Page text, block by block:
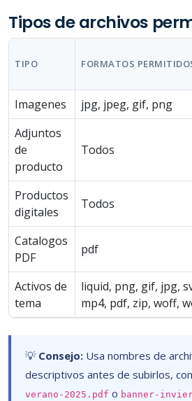
Tipos de archivos
TIPO FORMATOS
Imagenes jpg, jpeg, gif, png
Adjuntos
de
producto
Todos
Productos
digitales
Todos
Catalogos
PDF
pdf
Activos de
tema
liquid, png, gif, jpg,
mp4, pdf, zip, woff,
💡 Consejo: Usa nombres de
descriptivos antes de subirlos,
verano-2025.pdf o banner-